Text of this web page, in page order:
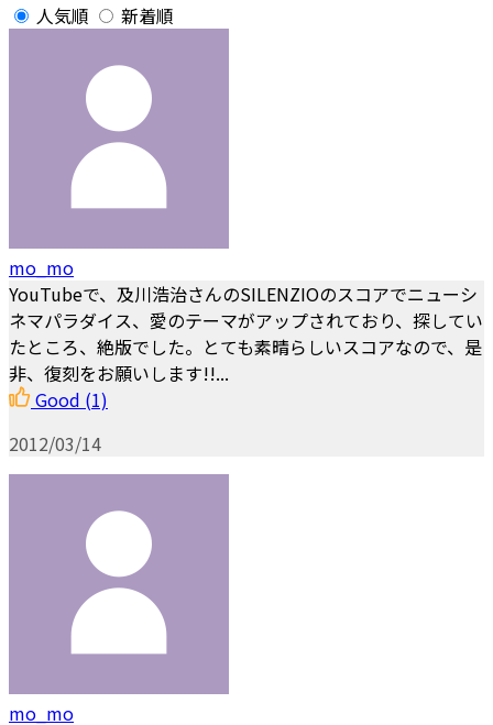
人気順 新着順
mo_mo
YouTubeで、及川浩治さんのSILENZIOのスコアでニューシ
ネマパラダイス、愛のテーマがアップされており、探してい
たところ、絶版でした。とても素晴らしいスコアなので、是
非、復刻をお願いします!!...
Good (1)
2012/03/14
mo_mo